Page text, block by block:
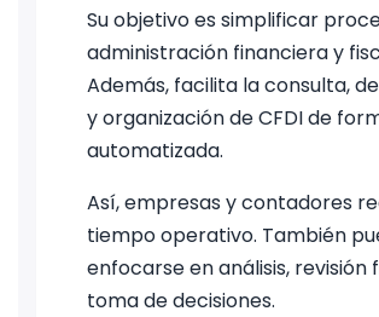
Su objetivo es simplificar
administración financiera y
Además, facilita la consulta,
y organización de CFDI de
automatizada.
Así, empresas y contadores
tiempo operativo. También
enfocarse en análisis, revisión
toma de decisiones.